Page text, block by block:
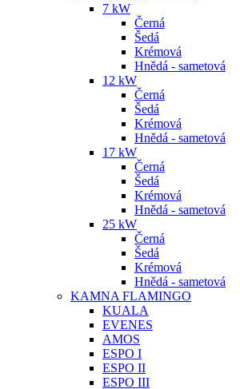
7 kW
Černá
Šedá
Krémová
Hnědá - sametová
12 kW
Černá
Šedá
Krémová
Hnědá - sametová
17 kW
Černá
Šedá
Krémová
Hnědá - sametová
25 kW
Černá
Šedá
Krémová
Hnědá - sametová
KAMNA FLAMINGO
KUALA
EVENES
AMOS
ESPO I
ESPO II
ESPO III